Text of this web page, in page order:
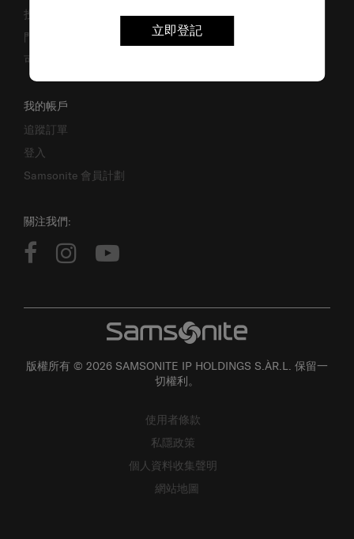
立即登記
投資者關係
門市位置
可持續發展
我的帳戶
追蹤訂單
登入
Samsonite 會員計劃
關注我們:
版權所有 © 2026 SAMSONITE IP HOLDINGS S.ÀR.L. 保留一
切權利。
使用者條款
私隱政策
個人資料收集聲明
網站地圖